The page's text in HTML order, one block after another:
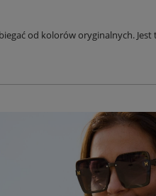
od kolorów oryginalnych.